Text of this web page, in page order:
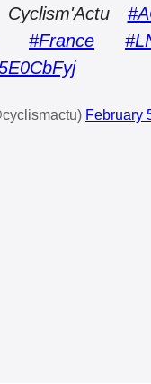
#France
February